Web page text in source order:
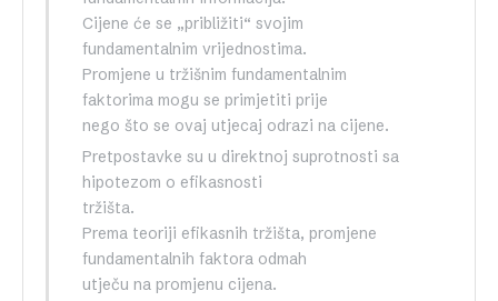
Cijene će se „približiti“ svojim
fundamentalnim vrijednostima.
Promjene u tržišnim fundamentalnim
faktorima mogu se primjetiti prije
nego što se ovaj utjecaj odrazi na cijene.
Pretpostavke su u direktnoj suprotnosti sa
hipotezom o efikasnosti
tržišta.
Prema teoriji efikasnih tržišta, promjene
fundamentalnih faktora odmah
utječu na promjenu cijena.